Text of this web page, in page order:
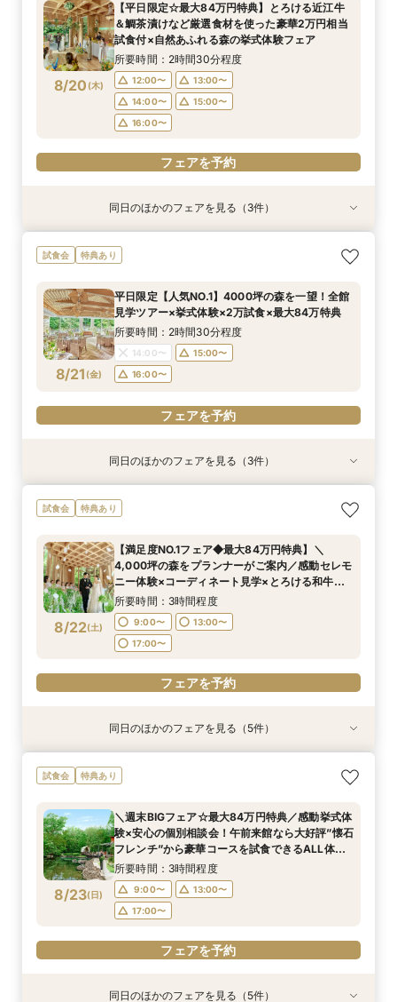
8/17(月)
所要時間：3時間程度
12:00〜
13:00〜
14:00〜
15:00〜
16:00〜
フェアを予約
8/17(月)
14:00〜
15:00〜
16:00〜
17:00〜
フェアを予約
8/17(月)
所要時間：2時間30分程度
14:00〜
15:00〜
16:00〜
フェアを予約
8/17(月)
所要時間：2時間30分程度
14:00〜
15:00〜
16:00〜
フェアを予約
8/20 (木)
【平日限定☆最大84万円特典】とろける近江牛
＆鯛茶漬けなど厳選食材を使った豪華2万円相当
試食付×自然あふれる森の挙式体験フェア
所要時間：2時間30分程度
12:00〜
13:00〜
14:00〜
15:00〜
16:00〜
フェアを予約
特典あり
8/20(木)
＜20名～OK＞贅沢試食×森のチャペル体験×少
人数ウェディング相談会
13:00〜
14:00〜
15:00〜
16:00〜
フェアを予約
特典あり
8/20(木)
２組限定【料理重視必見】ゲスト想いの懐石フレ
ンチ試食×平日だからこそゆったり貸切見学ツ
準備じっくり相談会！
所要時間：2時間30分程度
15:00〜
16:00〜
フェアを予約
特典あり
8/20(木)
＼初見学におすすめ☆平日限定／おもてなしに重
要なお料理”懐石フレンチ”贅沢試食×4000坪の
所要時間：2時間30分程度
15:00〜
16:00〜
フェアを予約
同日のほかのフェアを見る（3件）
試食会 特典あり
8/21 (金)
平日限定【人気NO.1】4000坪の森を一望！全館
見学ツアー×挙式体験×2万試食×最大84万特典
所要時間：2時間30分程度
14:00〜
15:00〜
16:00〜
フェアを予約
特典あり
8/21(金)
＜20名～OK＞贅沢試食×森のチャペル体験×少
人数ウェディング相談会
13:00〜
14:00〜
15:00〜
16:00〜
フェアを予約
特典あり
8/21(金)
２組限定【料理重視必見】ゲスト想いの懐石フレ
ンチ試食×平日だからこそゆったり貸切見学ツ
準備じっくり相談会！
所要時間：2時間30分程度
13:00〜
14:00〜
15:00〜
16:00〜
フェアを予約
特典あり
8/21(金)
＼初見学におすすめ☆平日限定／おもてなしに重
要なお料理”懐石フレンチ”贅沢試食×4000坪の
所要時間：2時間30分程度
13:00〜
14:00〜
15:00〜
16:00〜
フェアを予約
同日のほかのフェアを見る（3件）
試食会 特典あり
8/22(土)
【満足度NO.1フェア◆最大84万円特典】＼
4,000坪の森をプランナーがご案内／感動セレモ
ニー体験×コーディネート見学×とろける和牛～5
品コース試食付×来館時タクシー代
所要時間：3時間程度
9:00〜
13:00〜
17:00〜
フェアを予約
特典あり
8/22(土)
＼2027年内★先行予約スタート／準備しっか
り！1件目来館◎五感で印象に残すチャペル見学×
試食＜最大84万円特典付＞
所要時間：2時間30分程度
9:00〜
13:00〜
17:00〜
フェアを予約
特典あり
8/22(土)
＼初見学におすすめ／おもてなし料理の贅沢試食
×都会の森を貸切る全館見学×個別相談会
9:00〜
13:00〜
17:00〜
フェアを予約
特典あり
8/22(土)
【料理重視必見】ゲスト想いの懐石フレンチ試食
×全館見学ツアー／専属プランナーと予算×準備
所要時間：3時間程度
9:00〜
13:00〜
17:00〜
フェアを予約
特典あり
8/22(土)
＜20～39名限定＞少人数・家族婚限定のお得プ
ランをご用意！専属プランナーによるじっくり相
所要時間：3時間程度
9:00〜
13:00〜
17:00〜
フェアを予約
特典あり
8/22(土)
【マイナビ限定☆最大84万円ご優待】＼チャペ
ル重視必見／話題の絶景チャペルで挙式体験
来館で豪華5品コース贅沢試食付★ドレス優待チ
ケット付フェア
所要時間：3時間程度
9:00〜
13:00〜
17:00〜
フェアを予約
同日のほかのフェアを見る（5件）
試食会 特典あり
8/23(日)
＼週末BIGフェア☆最大84万円特典／感動挙式体
験×安心の個別相談会！午前来館なら大好評”懐石
フレンチ”から豪華コースを試食できるALL体
感！全館見学★来館時タクシー代3000円負担付
所要時間：3時間程度
9:00〜
13:00〜
17:00〜
フェアを予約
特典あり
特典あり
特典あり
特典あり
特典あり同日のほかのフェアを見る（5件）